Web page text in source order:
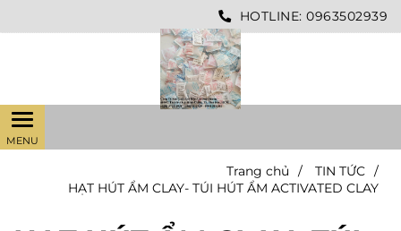
HOTLINE: 0963502939
Trang chủ / TIN TỨC /
HẠT HÚT ẨM CLAY- TÚI HÚT ẨM ACTIVATED CLAY